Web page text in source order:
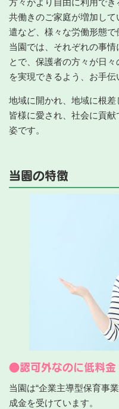
方々がより自由に利用でき
共働きのご家庭が増加し
遣など、様々な労働形態で
当園では、それぞれの事
とで、保護者の方々が日
を実現できるよう、お手伝
地域に開かれ、地域に根差
皆様に愛され、社会に貢
姿です。
当園の特徴
●認可外なのに低料金
当園は“企業主導型保育事
成金を受けています。